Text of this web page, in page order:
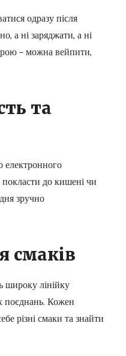
одразу після
а ні заряджати, а ні
– можна вейпити,
та
електронного
до кишені чи
зручно
смаків
широку лінійку
поєднань. Кожен
різні смаки та знайти